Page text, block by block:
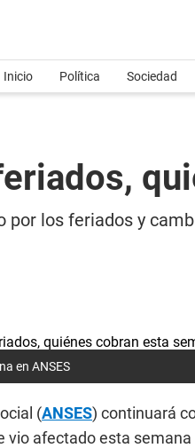
Inicio Política Sociedad
por los feriados y
en ANSES
(ANSES) continuará
vio afectado esta